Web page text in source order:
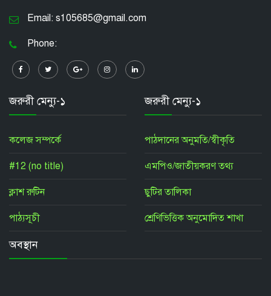
Email: s105685@gmail.com
Phone:
জরুরী মেন্যু-১
কলেজ সম্পর্কে
#12 (no title)
ক্লাশ রুটিন
পাঠ্যসূচী
জরুরী মেন্যু-১
পাঠদানের অনুমতি/স্বীকৃতি
এমপিও/জাতীয়করণ তথ্য
ছুটির তালিকা
শ্রেণিভিত্তিক অনুমোদিত শাখা
অবস্থান